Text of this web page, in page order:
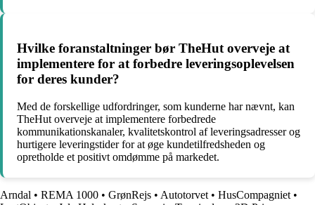
Hvilke foranstaltninger bør TheHut overveje at
implementere for at forbedre leveringsoplevelsen
for deres kunder?
Med de forskellige udfordringer, som kunderne har nævnt, kan
TheHut overveje at implementere forbedrede
kommunikationskanaler, kvalitetskontrol af leveringsadresser og
hurtigere leveringstider for at øge kundetilfredsheden og
opretholde et positivt omdømme på markedet.
Arndal • REMA 1000 • GrønRejs • Autotorvet • HusCompagniet •